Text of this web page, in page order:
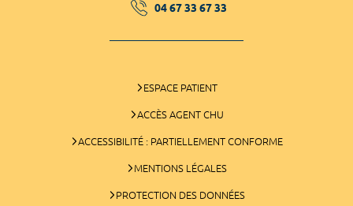
04 67 33 67 33
ESPACE PATIENT
ACCÈS AGENT CHU
ACCESSIBILITÉ : PARTIELLEMENT CONFORME
MENTIONS LÉGALES
PROTECTION DES DONNÉES